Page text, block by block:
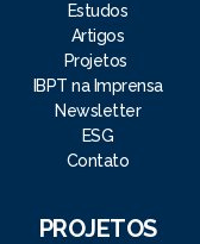
Estudos
Artigos
Projetos
IBPT na Imprensa
Newsletter
ESG
Contato
PROJETOS